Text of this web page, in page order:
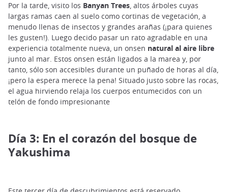
Por la tarde, visito los Banyan Trees, altos árboles cuyas
largas ramas caen al suelo como cortinas de vegetación, a
menudo llenas de insectos y grandes arañas (¡para quienes
les gusten!). Luego decido pasar un rato agradable en una
experiencia totalmente nueva, un onsen natural al aire libre
junto al mar. Estos onsen están ligados a la marea y, por
tanto, sólo son accesibles durante un puñado de horas al día,
¡pero la espera merece la pena! Situado justo sobre las rocas,
el agua hirviendo relaja los cuerpos entumecidos con un
telón de fondo impresionante
Día 3: En el corazón del bosque de
Yakushima